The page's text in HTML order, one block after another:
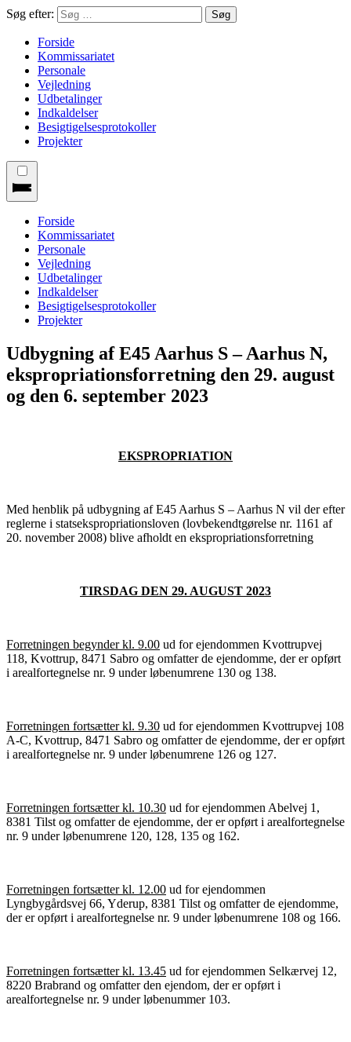
Søg efter:
Forside
Kommissariatet
Personale
Vejledning
Udbetalinger
Indkaldelser
Besigtigelsesprotokoller
Projekter
Forside
Kommissariatet
Personale
Vejledning
Udbetalinger
Indkaldelser
Besigtigelsesprotokoller
Projekter
Udbygning af E45 Aarhus S – Aarhus N,
ekspropriationsforretning den 29. august
og den 6. september 2023
EKSPROPRIATION
Med henblik på udbygning af E45 Aarhus S – Aarhus N vil der efter
reglerne i statsekspropriationsloven (lovbekendtgørelse nr. 1161 af
20. november 2008) blive afholdt en ekspropriationsforretning
TIRSDAG DEN 29. AUGUST 2023
Forretningen begynder kl. 9.00 ud for ejendommen Kvottrupvej
118, Kvottrup, 8471 Sabro og omfatter de ejendomme, der er opført
i arealfortegnelse nr. 9 under løbenumrene 130 og 138.
Forretningen fortsætter kl. 9.30 ud for ejendommen Kvottrupvej 108
A-C, Kvottrup, 8471 Sabro og omfatter de ejendomme, der er opført
i arealfortegnelse nr. 9 under løbenumrene 126 og 127.
Forretningen fortsætter kl. 10.30 ud for ejendommen Abelvej 1,
8381 Tilst og omfatter de ejendomme, der er opført i arealfortegnelse
nr. 9 under løbenumrene 120, 128, 135 og 162.
Forretningen fortsætter kl. 12.00 ud for ejendommen
Lyngbygårdsvej 66, Yderup, 8381 Tilst og omfatter de ejendomme,
der er opført i arealfortegnelse nr. 9 under løbenumrene 108 og 166.
Forretningen fortsætter kl. 13.45 ud for ejendommen Selkærvej 12,
8220 Brabrand og omfatter den ejendom, der er opført i
arealfortegnelse nr. 9 under løbenummer 103.